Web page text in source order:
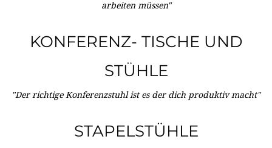
arbeiten müssen"
KONFERENZ- TISCHE UND
STÜHLE
"Der richtige Konferenzstuhl ist es der dich produktiv macht"
STAPELSTÜHLE